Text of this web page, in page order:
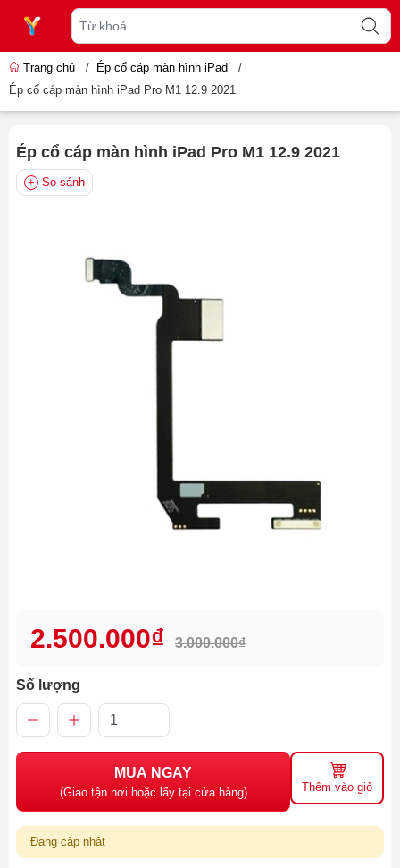
Trang chủ / Ép cổ cáp màn hình iPad
/
Ép cổ cáp màn hình iPad Pro M1 12.9 2021
Ép cổ cáp màn hình iPad Pro M1 12.9 2021
So sánh
2.500.000₫ 3.000.000₫
Số lượng
MUA NGAY
(Giao tận nơi hoặc lấy tại cửa hàng) Thêm vào giỏ
Đang cập nhật